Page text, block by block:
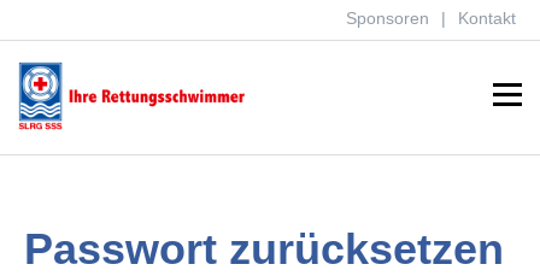
Kontakt
Sponsoren
Menu
Passwort zurücksetzen